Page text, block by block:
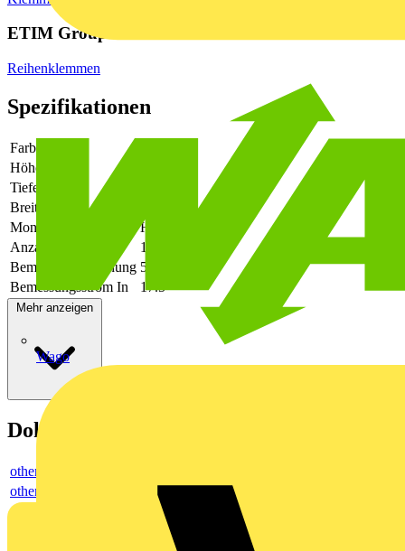
Wago
ETIM Group
Reihenklemmen
Spezifikationen
Farbe
Höhe
Tiefe
Breite
Montageart
Hutschiene TH35
Anzahl der Etagen
1
Bemessungsspannung 500
Bemessungsstrom In
17.5
Mehr anzeigen
Dokumente
others
others